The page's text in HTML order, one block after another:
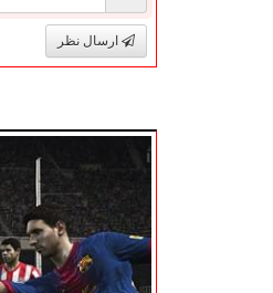
ارسال نظر